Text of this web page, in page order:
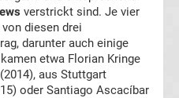
verstrickt sind. Je vier
diesen drei
darunter auch einige
etwa Florian Kringe
aus Stuttgart
oder Santiago Ascacíbar